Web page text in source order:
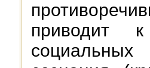
приводит к
социальных